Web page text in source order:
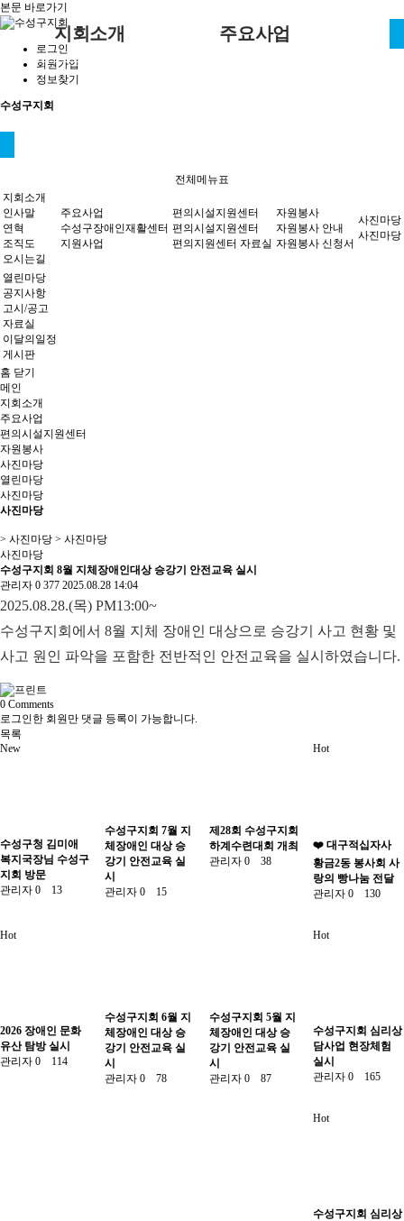
본문 바로가기
로그인
회원가입
정보찾기
수성구지회
지회소개
인사말
주요사업
전체메뉴표
지회소개
인사말
연혁
조직도
오시는길
주요사업
수성구장애인재활센터
지원사업
편의시설지원센터
편의시설지원센터
편의지원센터 자료실
자원봉사
자원봉사 안내
자원봉사 신청서
사진마당
사진마당
열린마당
공지사항
고시/공고
자료실
이달의일정
게시판
홈 닫기
메인
지회소개
주요사업
편의시설지원센터
자원봉사
사진마당
열린마당
사진마당
사진마당
> 사진마당 > 사진마당
사진마당
수성구지회 8월 지체장애인대상 승강기 안전교육 실시
관리자 0 377 2025.08.28 14:04
2025.08.28.(목) PM13:00~
수성구지회에서 8월 지체 장애인 대상으로 승강기 사고 현황 및
사고 원인 파악을 포함한 전반적인 안전교육을 실시하였습니다.
0 Comments
로그인한 회원만 댓글 등록이 가능합니다.
목록
New
수성구청 김미애
복지국장님 수성구
지회 방문
관리자 0 13
수성구지회 7월 지
체장애인 대상 승
강기 안전교육 실
시
관리자 0 15
제28회 수성구지회
하계수련대회 개최
관리자 0 38
Hot
❤️ 대구적십자사
황금2동 봉사회 사
랑의 빵나눔 전달
관리자 0 130
Hot
2026 장애인 문화
유산 탐방 실시
관리자 0 114
수성구지회 6월 지
체장애인 대상 승
강기 안전교육 실
시
관리자 0 78
수성구지회 5월 지
체장애인 대상 승
강기 안전교육 실
시
관리자 0 87
Hot
수성구지회 심리상
담사업 현장체험
실시
관리자 0 165
Hot
수성구지회 심리상